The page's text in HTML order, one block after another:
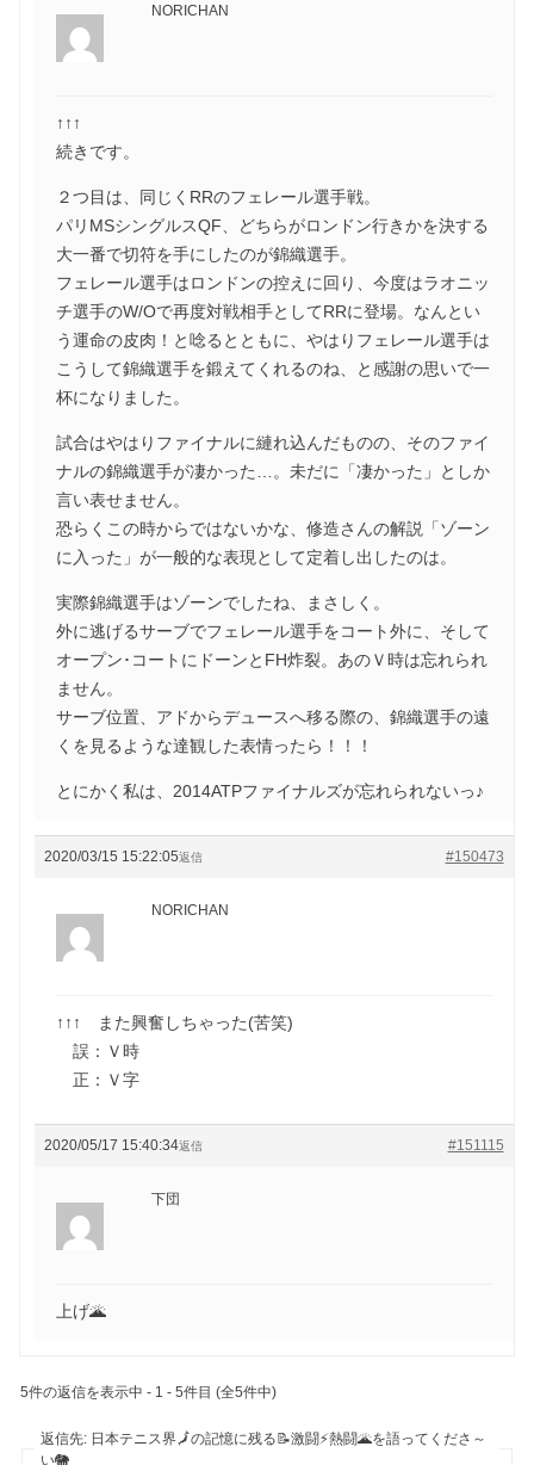
NORICHAN
↑↑↑
続きです。
２つ目は、同じくRRのフェレール選手戦。
パリMSシングルスQF、どちらがロンドン行きかを決する
大一番で切符を手にしたのが錦織選手。
フェレール選手はロンドンの控えに回り、今度はラオニッ
チ選手のW/Oで再度対戦相手としてRRに登場。なんとい
う運命の皮肉！と唸るとともに、やはりフェレール選手は
こうして錦織選手を鍛えてくれるのね、と感謝の思いで一
杯になりました。
試合はやはりファイナルに縺れ込んだものの、そのファイ
ナルの錦織選手が凄かった…。未だに「凄かった」としか
言い表せません。
恐らくこの時からではないかな、修造さんの解説「ゾーン
に入った」が一般的な表現として定着し出したのは。
実際錦織選手はゾーンでしたね、まさしく。
外に逃げるサーブでフェレール選手をコート外に、そして
オープン･コートにドーンとFH炸裂。あのＶ時は忘れられ
ません。
サーブ位置、アドからデュースへ移る際の、錦織選手の遠
くを見るような達観した表情ったら！！！
とにかく私は、2014ATPファイナルズが忘れられないっ♪
2020/03/15 15:22:05 #150473
返信
NORICHAN
↑↑↑ また興奮しちゃった(苦笑)
誤：Ｖ時
正：Ｖ字
2020/05/17 15:40:34 #151115
返信
下団
上げ🌋
5件の返信を表示中 - 1 - 5件目 (全5件中)
返信先: 日本テニス界🗾の記憶に残る📝激闘⚡熱闘🌋を語ってくださ～
い🐘